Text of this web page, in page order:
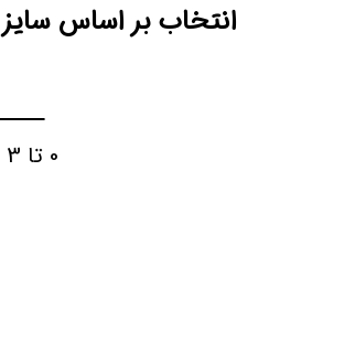
0 تا 3 ماه
انتخاب بر اساس سایز